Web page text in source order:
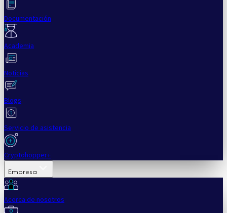
Documentación
Academia
Noticias
Blogs
Servicio de asistencia
Cryptohopper+
Empresa
Acerca de nosotros